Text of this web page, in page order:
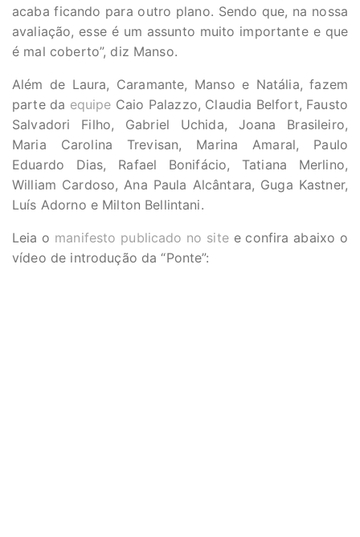
acaba ficando para outro plano. Sendo que, na nossa
avaliação, esse é um assunto muito importante e que
é mal coberto”, diz Manso.
Além de Laura, Caramante, Manso e Natália, fazem
parte da equipe Caio Palazzo, Claudia Belfort, Fausto
Salvadori Filho, Gabriel Uchida, Joana Brasileiro,
Maria Carolina Trevisan, Marina Amaral, Paulo
Eduardo Dias, Rafael Bonifácio, Tatiana Merlino,
William Cardoso, Ana Paula Alcântara, Guga Kastner,
Luís Adorno e Milton Bellintani.
Leia o manifesto publicado no sitee confira abaixo o
vídeo de introdução da “Ponte”: